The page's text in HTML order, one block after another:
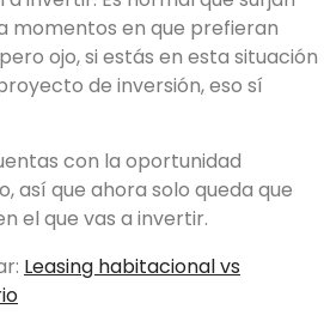
momentos en que prefieran
ojo, si estás en esta situación
de inversión, eso sí
con la oportunidad
así que ahora solo queda que
el que vas a invertir.
Leasing habitacional vs